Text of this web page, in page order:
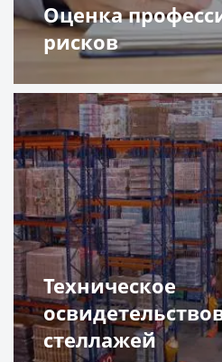
Оценка
рисков
Подробнее
Техническое
стеллажей